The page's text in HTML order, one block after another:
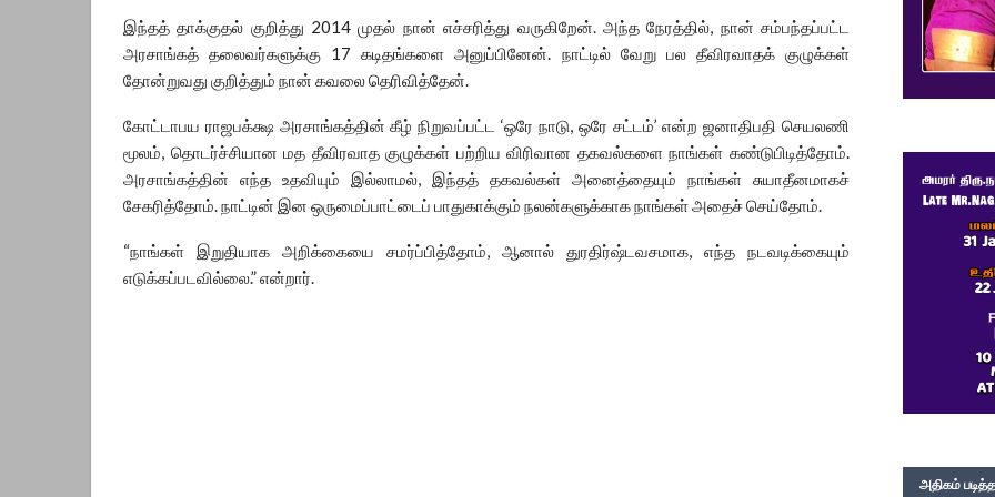
இந்தத் தாக்குதல் குறித்து 2014 முதல் நான் எச்சரித்து வருகிறேன். அந்த நேரத்தில், நான் சம்பந்தப்பட்ட
அரசாங்கத் தலைவர்களுக்கு 17 கடிதங்களை அனுப்பினேன். நாட்டில் வேறு பல தீவிரவாதக் குழுக்கள்
தோன்றுவது குறித்தும் நான் கவலை தெரிவித்தேன்.
கோட்டாபய ராஜபக்க்ஷ அரசாங்கத்தின் கீழ் நிறுவப்பட்ட ‘ஒரே நாடு, ஒரே சட்டம்’ என்ற ஜனாதிபதி செயலணி
மூலம், தொடர்ச்சியான மத தீவிரவாத குழுக்கள் பற்றிய விரிவான தகவல்களை நாங்கள் கண்டுபிடித்தோம்.
அரசாங்கத்தின் எந்த உதவியும் இல்லாமல், இந்தத் தகவல்கள் அனைத்தையும் நாங்கள் சுயாதீனமாகச்
சேகரித்தோம். நாட்டின் இன ஒருமைப்பாட்டைப் பாதுகாக்கும் நலன்களுக்காக நாங்கள் அதைச் செய்தோம்.
“நாங்கள் இறுதியாக அறிக்கையை சமர்ப்பித்தோம், ஆனால் துரதிர்ஷ்டவசமாக, எந்த நடவடிக்கையும்
எடுக்கப்படவில்லை.” என்றார்.
அதிகம்